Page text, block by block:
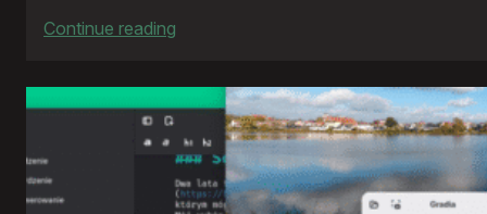
Continue reading
torby
rowerowe